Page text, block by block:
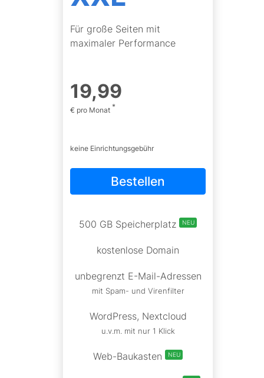
Für große Seiten mit
maximaler Performance
19,99
€ pro Monat *
keine Einrichtungsgebühr
Bestellen
500 GB Speicherplatz NEU
kostenlose Domain
unbegrenzt E-Mail-Adressen
mit Spam- und Virenfilter
WordPress, Nextcloud
u.v.m. mit nur 1 Klick
Web-Baukasten NEU